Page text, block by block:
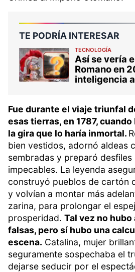
TE PODRÍA INTERESAR
TECNOLOGÍA
Así se vería
Romano en
inteligencia
Fue durante el viaje triunfal
esas tierras, en 1787,
la gira que lo haría inmortal.
bien vestidos, adornó aldeas
sembradas y preparó desfiles
impecables. La leyenda
construyó pueblos de cartón
y volvían a montar más
zarina, para prolongar el
prosperidad. Tal vez no
falsas, pero sí hubo una
escena. Catalina, mujer
seguramente sospechaba el
dejarse seducir por el